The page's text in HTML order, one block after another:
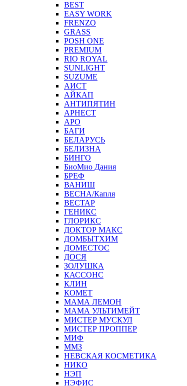
BEST
EASY WORK
FRENZO
GRASS
POSH ONE
PREMIUM
RIO ROYAL
SUNLIGHT
SUZUME
АИСТ
АЙКАП
АНТИПЯТИН
АРНЕСТ
АРО
БАГИ
БЕЛАРУСЬ
БЕЛИЗНА
БИНГО
БиоМио Дания
БРЕФ
ВАНИШ
ВЕСНА/Капля
ВЕСТАР
ГЕНИКС
ГЛОРИКС
ДОКТОР МАКС
ДОМБЫТХИМ
ДОМЕСТОС
ДОСЯ
ЗОЛУШКА
КАССОНС
КЛИН
КОМЕТ
МАМА ЛЕМОН
МАМА УЛЬТИМЕЙТ
МИСТЕР МУСКУЛ
МИСТЕР ПРОППЕР
МИФ
ММЗ
НЕВСКАЯ КОСМЕТИКА
НИКО
НЭП
НЭФИС